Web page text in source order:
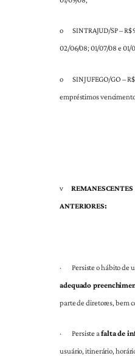
o
SINTRAJUD/SP –
02/06/08; 01/07/08 e 01/
o
SINJUFEGO/GO –
empréstimos
v
ANTERIORES:
· Persiste o hábito de
adequado
parte de diretores, bem
· Persiste a falta de
usuário, itinerário,